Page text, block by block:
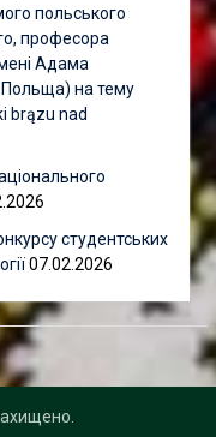
польського
професора
Адама
Польща) на тему
brązu nad
студентських
07.02.2026